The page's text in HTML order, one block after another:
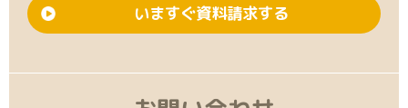
いますぐ資料請求する